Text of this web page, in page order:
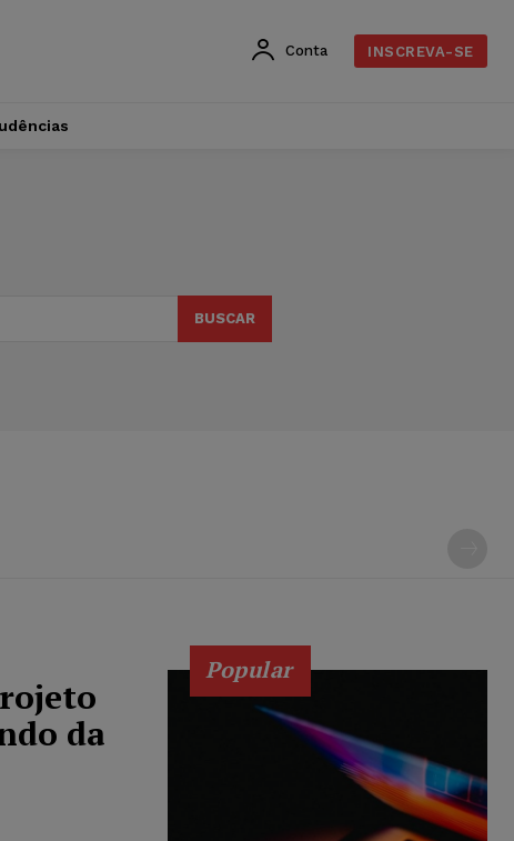
Conta INSCREVA-SE
BUSCAR
da
Popular